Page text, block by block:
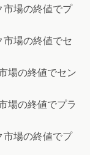
場の終値でプ
場の終値でセ
場の終値でセン
場の終値でプラ
場の終値でプ